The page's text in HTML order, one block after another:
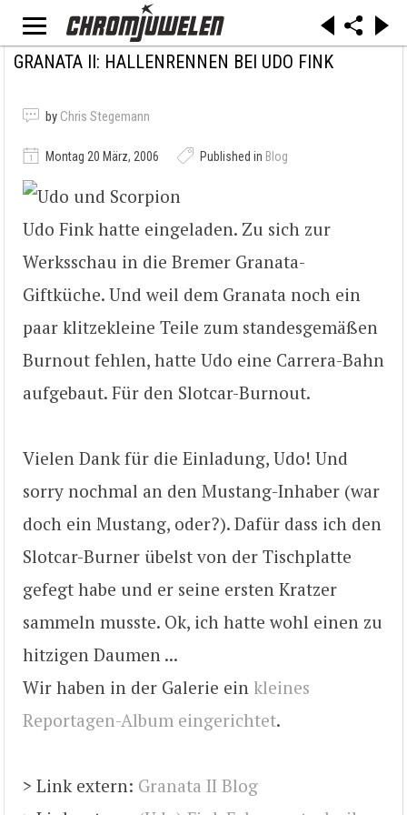
GRANATA II: HALLENRENNEN BEI UDO FINK
by Chris Stegemann
Montag 20 März, 2006 Published in Blog
Udo Fink hatte eingeladen. Zu sich zur
Werksschau in die Bremer Granata-
Giftküche. Und weil dem Granata noch ein
paar klitzekleine Teile zum standesgemäßen
Burnout fehlen, hatte Udo eine Carrera-Bahn
aufgebaut. Für den Slotcar-Burnout.
Vielen Dank für die Einladung, Udo! Und
sorry nochmal an den Mustang-Inhaber (war
doch ein Mustang, oder?). Dafür dass ich den
Slotcar-Burner übelst von der Tischplatte
gefegt habe und er seine ersten Kratzer
sammeln musste. Ok, ich hatte wohl einen zu
hitzigen Daumen ...
Wir haben in der Galerie ein kleines
Reportagen-Album eingerichtet.
> Link extern: Granata II Blog